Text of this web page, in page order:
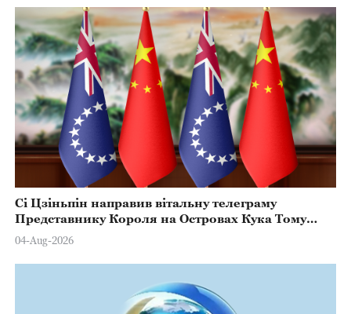
Сі Цзіньпін направив вітальну телеграму
Представнику Короля на Островах Кука Тому
Марстерсу з нагоди Дня Конституції
04-Aug-2026